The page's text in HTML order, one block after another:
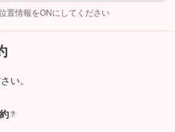
こちら
置情報をONにしてください
い。
?